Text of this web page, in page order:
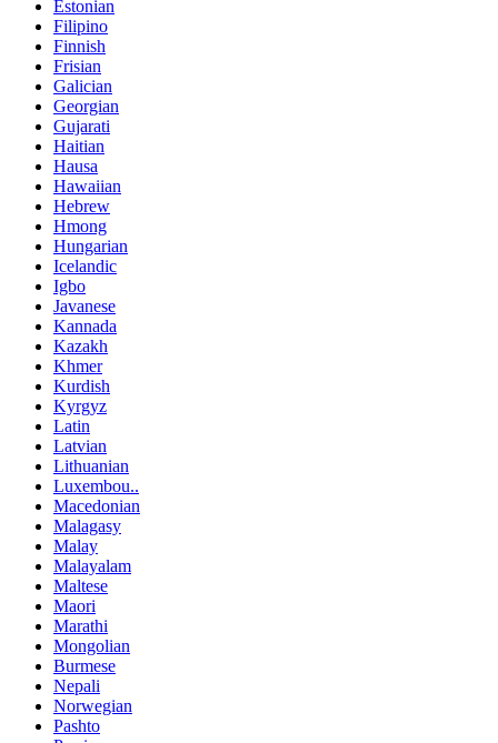
Estonian
Filipino
Finnish
Frisian
Galician
Georgian
Gujarati
Haitian
Hausa
Hawaiian
Hebrew
Hmong
Hungarian
Icelandic
Igbo
Javanese
Kannada
Kazakh
Khmer
Kurdish
Kyrgyz
Latin
Latvian
Lithuanian
Luxembou..
Macedonian
Malagasy
Malay
Malayalam
Maltese
Maori
Marathi
Mongolian
Burmese
Nepali
Norwegian
Pashto